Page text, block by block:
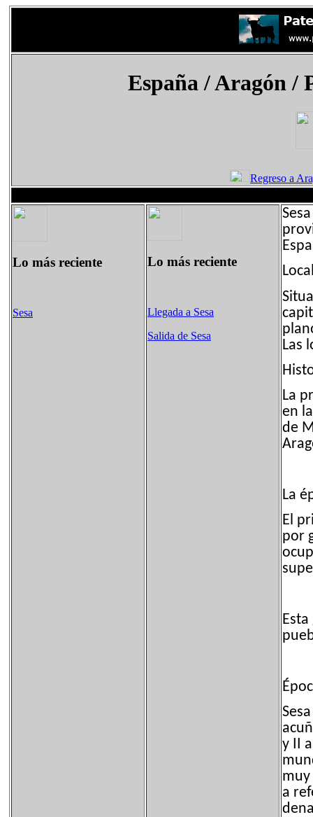
España/ Aragón /
Regreso a
Lo más reciente
Sesa
Lo más reciente
Llegada a Sesa
Salida de Sesa
Las
La
en
de
La
El
por
y II
muy
a